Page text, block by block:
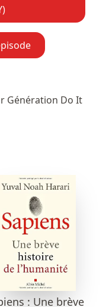
Génération Do It
: Une brève